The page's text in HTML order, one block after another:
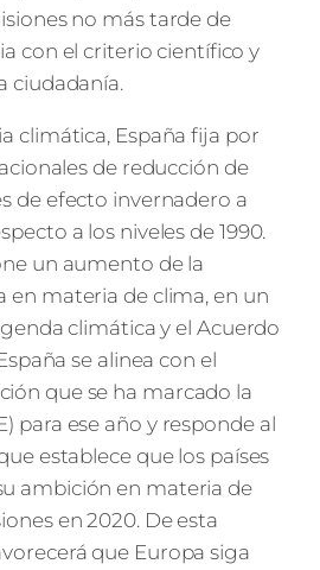
no más tarde de
con el criterio científico y
ciudadanía.
climática, España fija por
de reducción de
de efecto invernadero a
a los niveles de 1990.
un aumento de la
en materia de clima, en un
climática y el Acuerdo
se alinea con el
que se ha marcado la
para ese año y responde al
establece que los países
ambición en materia de
en 2020. De esta
que Europa siga